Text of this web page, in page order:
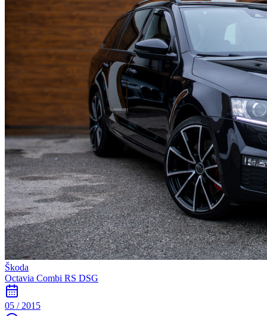
Škoda
Octavia Combi RS DSG
05 / 2015